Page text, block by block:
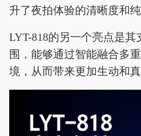
升了夜拍体验的清晰度和纯
LYT-818的另一个亮点是
围，能够通过智能融合多
境，从而带来更加生动和真